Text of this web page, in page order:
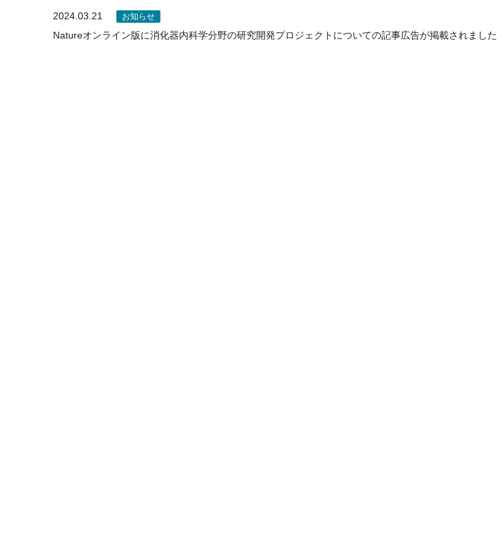
2024.03.21 お知らせ
Natureオンライン版に消化器内科学分野の研究開発プロジェクトについての記事広告が掲載されました